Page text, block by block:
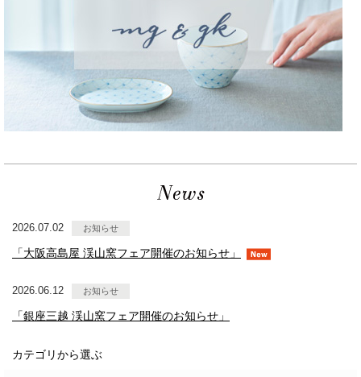
2026.07.02 お知らせ
「大阪高島屋 渓山窯フェア開催のお知らせ」
2026.06.12 お知らせ
「銀座三越 渓山窯フェア開催のお知らせ」
カテゴリから選ぶ